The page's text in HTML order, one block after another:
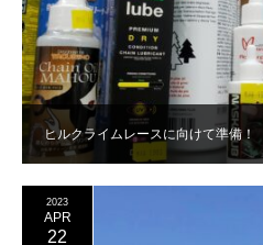
ヒルクライムレースに向けて準備！
2023
APR
22